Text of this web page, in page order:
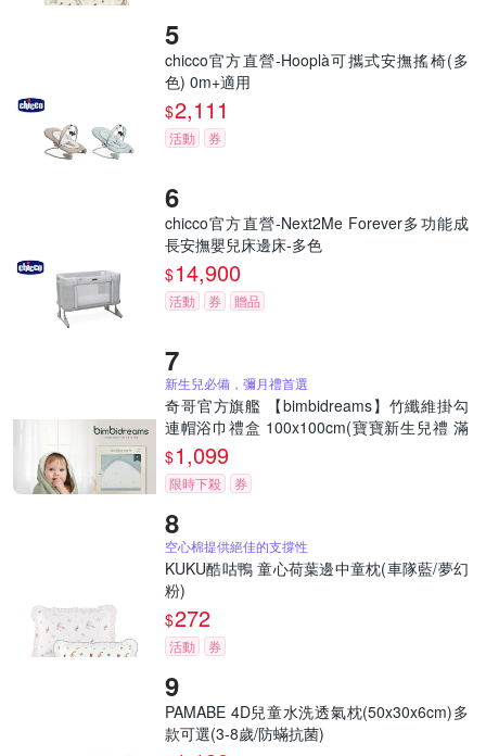
chicco官方直營-Hooplà可攜式安撫搖椅(多
色) 0m+適用
$2,111
活動 券
chicco官方直營-Next2Me Forever多功能成
長安撫嬰兒床邊床-多色
$14,900
活動 券 贈品
新生兒必備，彌月禮首選
奇哥官方旗艦 【bimbidreams】竹纖維掛勾
連帽浴巾禮盒 100x100cm(寶寶新生兒禮 滿
月禮 彌月禮 嬰兒禮盒)
$1,099
限時下殺 券
空心棉提供絕佳的支撐性
KUKU酷咕鴨 童心荷葉邊中童枕(車隊藍/夢幻
粉)
$272
活動 券
PAMABE 4D兒童水洗透氣枕(50x30x6cm)多
款可選(3-8歲/防蟎抗菌)